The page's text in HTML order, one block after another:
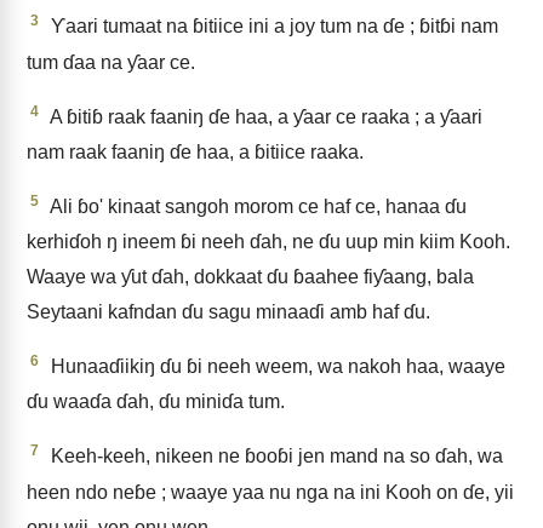
3
Ƴaari tumaat na ɓitiice ini a joy tum na ɗe ; ɓitɓi nam
tum ɗaa na ƴaar ce.
4
A ɓitiɓ raak faaniŋ ɗe haa, a ƴaar ce raaka ; a ƴaari
nam raak faaniŋ ɗe haa, a ɓitiice raaka.
5
Ali ɓo' kinaat sangoh morom ce haf ce, hanaa ɗu
kerhiɗoh ŋ ineem ɓi neeh ɗah, ne ɗu uup min kiim Kooh.
Waaye wa ƴut ɗah, dokkaat ɗu ɓaahee fiƴaang, bala
Seytaani kafndan ɗu sagu minaaɗi amb haf ɗu.
6
Hunaaɗiikiŋ ɗu ɓi neeh weem, wa nakoh haa, waaye
ɗu waaɗa ɗah, ɗu miniɗa tum.
7
Keeh-keeh, nikeen ne ɓooɓi jen mand na so ɗah, wa
heen ndo neɓe ; waaye yaa nu nga na ini Kooh on ɗe, yii